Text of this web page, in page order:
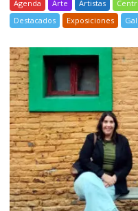
Agenda Arte Artistas
Destacados
Exposiciones